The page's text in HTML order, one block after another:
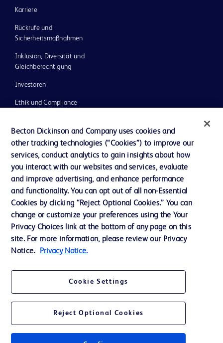
Karriere
Rückrufe und
Sicherheitsmaßnahmen
Inklusion, Diversität und
Gleichberechtigung
Investoren
Ethik und Compliance
Neuigkeiten, Medien und Blogs
Support
Unser Unternehmen
AGB
Kontaktieren Sie uns
Cookie-Einstellungen
Nutzungsbedingungen
Becton Dickinson and Company uses cookies and
other tracking technologies (“Cookies”) to improve our
services, conduct analytics to gain insights about how
you interact with our websites and services, evaluate
and improve advertising, and enhance performance
and functionality. You can opt out of all non-Essential
Cookies by clicking “Reject Optional Cookies.” You can
change or customize your preferences using the Your
Privacy Choices link at the bottom of any page on this
site. For more information, please review our Privacy
Notice.
Privacy Notice.
Cookie Settings
Reject Optional Cookies